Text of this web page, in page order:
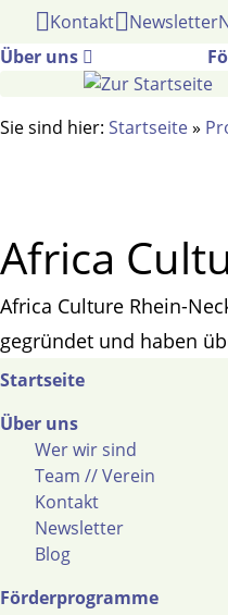
Gehe
Inhalt
Kontakt Newsletter
Über uns
Sie sind hier: Startseite»
Africa
Africa Culture Rhein-
gegründet und haben
Startseite
Über uns
Wer wir sind
Team // Verein
Kontakt
Newsletter
Blog
Förderprogramme